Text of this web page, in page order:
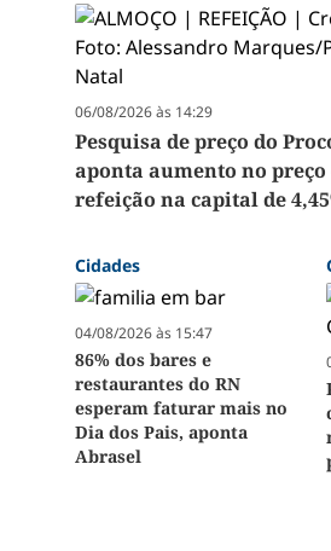
06/08/2026 às 14:29
Pesquisa de preço do
aponta aumento no preço
refeição na capital de
Cidades
04/08/2026 às 15:47
86% dos bares e
restaurantes do RN
esperam faturar mais no
Dia dos Pais, aponta
Abrasel